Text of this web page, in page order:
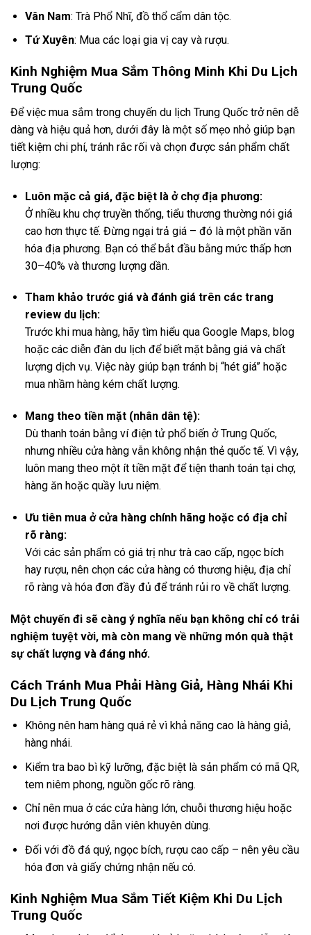
Vân Nam: Trà Phổ Nhĩ, đồ thổ cẩm dân tộc.
Tứ Xuyên: Mua các loại gia vị cay và rượu.
Kinh Nghiệm Mua Sắm Thông Minh Khi Du Lịch
Trung Quốc
Để việc mua sắm trong chuyến du lịch Trung Quốc trở nên dễ
dàng và hiệu quả hơn, dưới đây là một số mẹo nhỏ giúp bạn
tiết kiệm chi phí, tránh rắc rối và chọn được sản phẩm chất
lượng:
Luôn mặc cả giá, đặc biệt là ở chợ địa phương:
Ở nhiều khu chợ truyền thống, tiểu thương thường nói giá
cao hơn thực tế. Đừng ngại trả giá – đó là một phần văn
hóa địa phương. Bạn có thể bắt đầu bằng mức thấp hơn
30–40% và thương lượng dần.
Tham khảo trước giá và đánh giá trên các trang
review du lịch:
Trước khi mua hàng, hãy tìm hiểu qua Google Maps, blog
hoặc các diễn đàn du lịch để biết mặt bằng giá và chất
lượng dịch vụ. Việc này giúp bạn tránh bị “hét giá” hoặc
mua nhầm hàng kém chất lượng.
Mang theo tiền mặt (nhân dân tệ):
Dù thanh toán bằng ví điện tử phổ biến ở Trung Quốc,
nhưng nhiều cửa hàng vẫn không nhận thẻ quốc tế. Vì vậy,
luôn mang theo một ít tiền mặt để tiện thanh toán tại chợ,
hàng ăn hoặc quầy lưu niệm.
Ưu tiên mua ở cửa hàng chính hãng hoặc có địa chỉ
rõ ràng:
Với các sản phẩm có giá trị như trà cao cấp, ngọc bích
hay rượu, nên chọn các cửa hàng có thương hiệu, địa chỉ
rõ ràng và hóa đơn đầy đủ để tránh rủi ro về chất lượng.
Một chuyến đi sẽ càng ý nghĩa nếu bạn không chỉ có trải
nghiệm tuyệt vời, mà còn mang về những món quà thật
sự chất lượng và đáng nhớ.
Cách Tránh Mua Phải Hàng Giả, Hàng Nhái Khi
Du Lịch Trung Quốc
Không nên ham hàng quá rẻ vì khả năng cao là hàng giả,
hàng nhái.
Kiểm tra bao bì kỹ lưỡng, đặc biệt là sản phẩm có mã QR,
tem niêm phong, nguồn gốc rõ ràng.
Chỉ nên mua ở các cửa hàng lớn, chuỗi thương hiệu hoặc
nơi được hướng dẫn viên khuyên dùng.
Đối với đồ đá quý, ngọc bích, rượu cao cấp – nên yêu cầu
hóa đơn và giấy chứng nhận nếu có.
Kinh Nghiệm Mua Sắm Tiết Kiệm Khi Du Lịch
Trung Quốc